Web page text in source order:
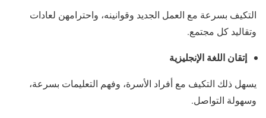
التكيف بسرعة مع العمل الجديد وقوانينه، واحترامهن لعادات
وتقاليد كل مجتمع.
إتقان اللغة الإنجليزية
يسهل ذلك التكيف مع أفراد الأسرة، وفهم التعليمات بسرعة،
وسهولة التواصل.